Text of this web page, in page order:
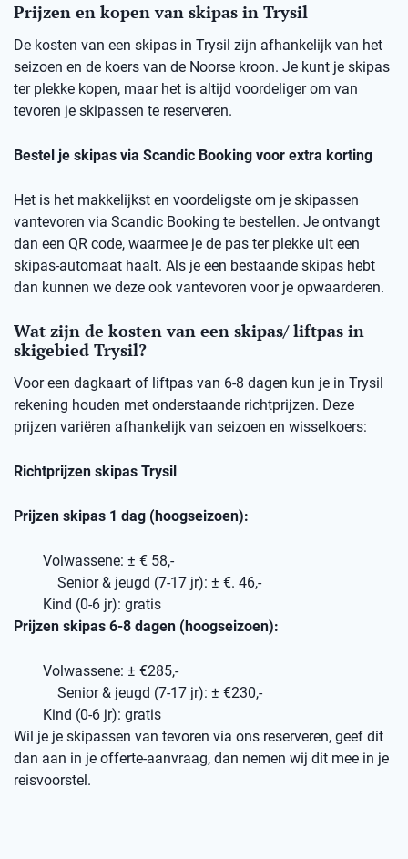
Prijzen en kopen van skipas in Trysil
De kosten van een skipas in Trysil zijn afhankelijk van het
seizoen en de koers van de Noorse kroon. Je kunt je skipas
ter plekke kopen, maar het is altijd voordeliger om van
tevoren je skipassen te reserveren.
Bestel je skipas via Scandic Booking voor extra korting
Het is het makkelijkst en voordeligste om je skipassen
vantevoren via Scandic Booking te bestellen. Je ontvangt
dan een QR code, waarmee je de pas ter plekke uit een
skipas-automaat haalt. Als je een bestaande skipas hebt
dan kunnen we deze ook vantevoren voor je opwaarderen.
Wat zijn de kosten van een skipas/ liftpas in
skigebied Trysil?
Voor een dagkaart of liftpas van 6-8 dagen kun je in Trysil
rekening houden met onderstaande richtprijzen. Deze
prijzen variëren afhankelijk van seizoen en wisselkoers:
Richtprijzen skipas Trysil
Prijzen skipas 1 dag (hoogseizoen):
Volwassene: ± € 58,-
Senior & jeugd (7-17 jr): ± €. 46,-
Kind (0-6 jr): gratis
Prijzen skipas 6-8 dagen (hoogseizoen):
Volwassene: ± €285,-
Senior & jeugd (7-17 jr): ± €230,-
Kind (0-6 jr): gratis
Wil je je skipassen van tevoren via ons reserveren, geef dit
dan aan in je offerte-aanvraag, dan nemen wij dit mee in je
reisvoorstel.